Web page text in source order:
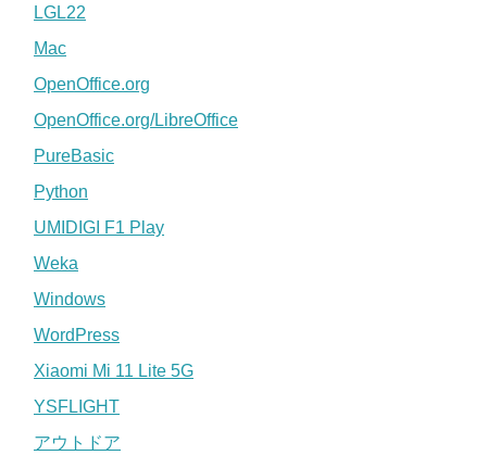
LGL22
Mac
OpenOffice.org
OpenOffice.org/LibreOffice
PureBasic
Python
UMIDIGI F1 Play
Weka
Windows
WordPress
Xiaomi Mi 11 Lite 5G
YSFLIGHT
アウトドア